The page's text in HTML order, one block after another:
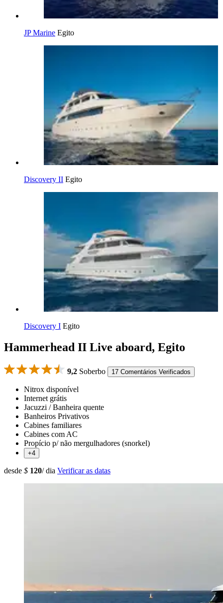
JP Marine Egito
Discovery II Egito
Discovery I Egito
Hammerhead II Live aboard, Egito
9,2 Soberbo 17 Comentários Verificados
Nitrox disponível
Internet grátis
Jacuzzi / Banheira quente
Banheiros Privativos
Cabines familiares
Cabines com AC
Propício p/ não mergulhadores (snorkel)
+4
desde $ 120/ dia Verificar as datas